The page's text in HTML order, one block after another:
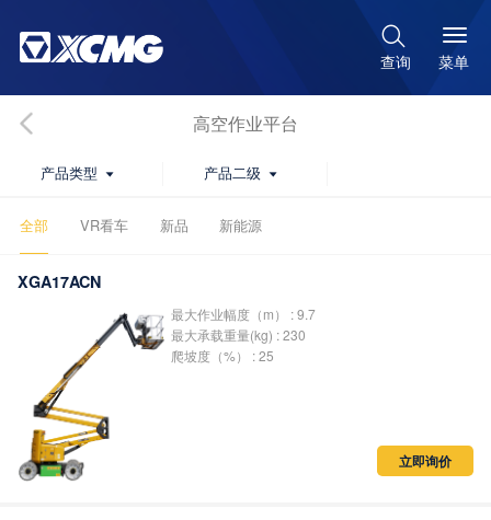

查询 菜单
高空作业平台
产品类型  产品二级 
全部 VR看车 新品 新能源
XGA17ACN
最大作业幅度（m） : 9.7
最大承载重量(kg) : 230
爬坡度（%） : 25
立即询价